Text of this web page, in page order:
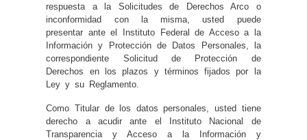
respuesta a la Solicitudes de Derechos Arco o
inconformidad con la misma, usted puede
presentar ante el Instituto Federal de Acceso a la
Información y Protección de Datos Personales, la
correspondiente Solicitud de Protección de
Derechos en los plazos y términos fijados por la
Ley y su Reglamento.
Como Titular de los datos personales, usted tiene
derecho a acudir ante el Instituto Nacional de
Transparencia y Acceso a la Información y